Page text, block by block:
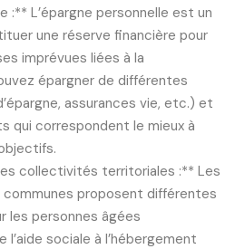
:** L’épargne personnelle est un
une réserve financière pour
imprévues liées à la
épargner de différentes
assurances vie, etc.) et
qui correspondent le mieux à
collectivités territoriales :** Les
proposent différentes
les personnes âgées
sociale à l’hébergement